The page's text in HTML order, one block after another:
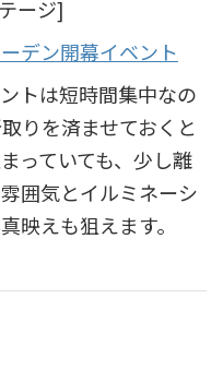
ージ]
デン開幕イベント
トは短時間集中なの
りを済ませておくと
っていても、少し離
囲気とイルミネーシ
映えも狙えます。